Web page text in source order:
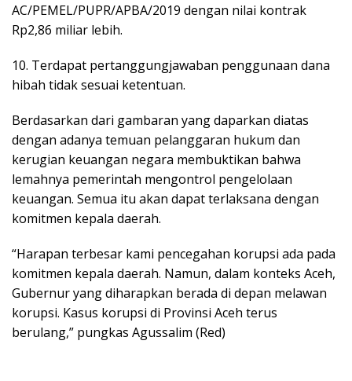
AC/PEMEL/PUPR/APBA/2019 dengan nilai kontrak
Rp2,86 miliar lebih.
10. Terdapat pertanggungjawaban penggunaan dana
hibah tidak sesuai ketentuan.
Berdasarkan dari gambaran yang daparkan diatas
dengan adanya temuan pelanggaran hukum dan
kerugian keuangan negara membuktikan bahwa
lemahnya pemerintah mengontrol pengelolaan
keuangan. Semua itu akan dapat terlaksana dengan
komitmen kepala daerah.
“Harapan terbesar kami pencegahan korupsi ada pada
komitmen kepala daerah. Namun, dalam konteks Aceh,
Gubernur yang diharapkan berada di depan melawan
korupsi. Kasus korupsi di Provinsi Aceh terus
berulang,” pungkas Agussalim (Red)